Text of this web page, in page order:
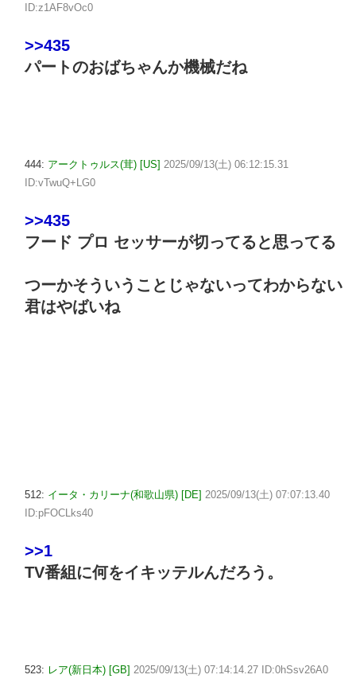
ID:z1AF8vOc0
>>435
パートのおばちゃんか機械だね
444: アークトゥルス(茸) [US] 2025/09/13(土) 06:12:15.31
ID:vTwuQ+LG0
>>435
フード プロ セッサーが切ってると思ってる
つーかそういうことじゃないってわからない
君はやばいね
512: イータ・カリーナ(和歌山県) [DE] 2025/09/13(土) 07:07:13.40
ID:pFOCLks40
>>1
TV番組に何をイキッテルんだろう。
523: レア(新日本) [GB] 2025/09/13(土) 07:14:14.27 ID:0hSsv26A0